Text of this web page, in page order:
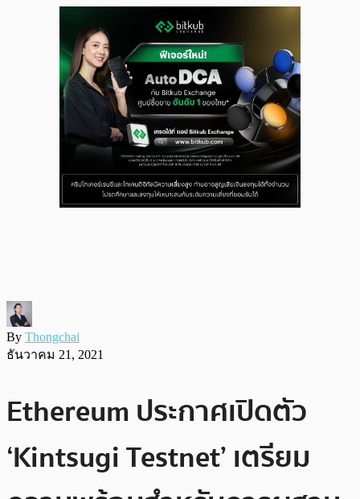
By Thongchai
ธันวาคม 21, 2021
Ethereum ประกาศเปิดตัว
‘Kintsugi Testnet’ เตรียม